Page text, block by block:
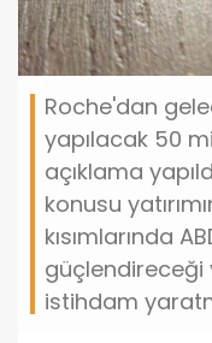
Roche'dan
yapılacak 50
açıklama
konusu
kısımlarında
güçlendireceği
istihdam